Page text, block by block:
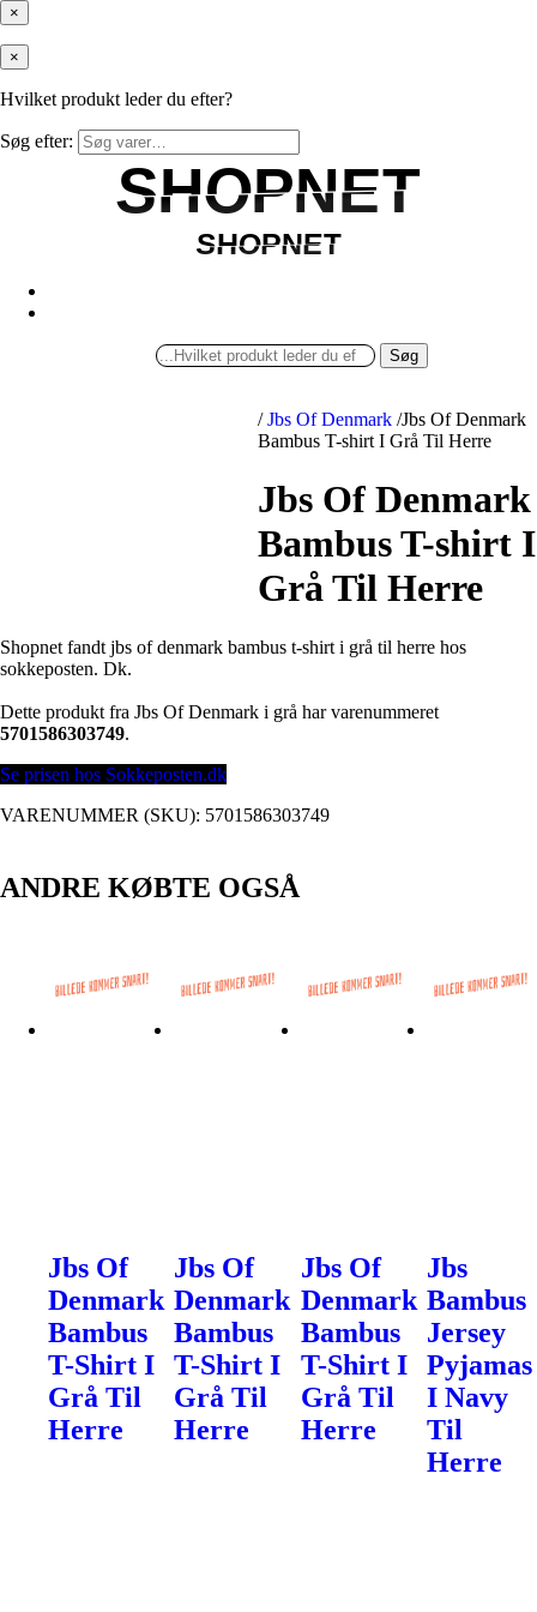
×
×
Hvilket produkt leder du efter?
Søg efter:
SHOPNET
SHOPNET
SHOPNET
SHOPNET
Søg
/ Jbs Of Denmark /Jbs Of Denmark
Bambus T-shirt I Grå Til Herre
Jbs Of Denmark
Bambus T-shirt I
Grå Til Herre
Shopnet fandt jbs of denmark bambus t-shirt i grå til herre hos
sokkeposten. Dk.
Dette produkt fra Jbs Of Denmark i grå har varenummeret
5701586303749.
Se prisen hos Sokkeposten.dk
VARENUMMER (SKU): 5701586303749
ANDRE KØBTE OGSÅ
Jbs Of
Denmark
Bambus
T-Shirt I
Grå Til
Herre
Jbs Of
Denmark
Bambus
T-Shirt I
Grå Til
Herre
Jbs Of
Denmark
Bambus
T-Shirt I
Grå Til
Herre
Jbs
Bambus
Jersey
Pyjamas
I Navy
Til
Herre